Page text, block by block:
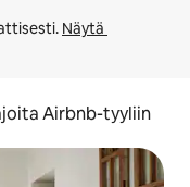
Näytä
Airbnb-tyyliin